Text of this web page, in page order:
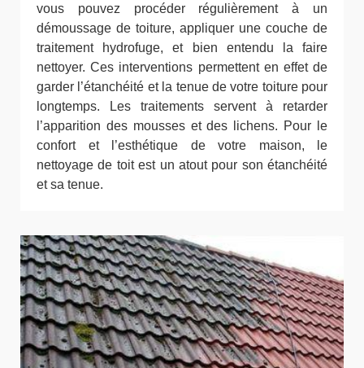
vous pouvez procéder régulièrement à un
démoussage de toiture, appliquer une couche de
traitement hydrofuge, et bien entendu la faire
nettoyer. Ces interventions permettent en effet de
garder l’étanchéité et la tenue de votre toiture pour
longtemps. Les traitements servent à retarder
l’apparition des mousses et des lichens. Pour le
confort et l’esthétique de votre maison, le
nettoyage de toit est un atout pour son étanchéité
et sa tenue.